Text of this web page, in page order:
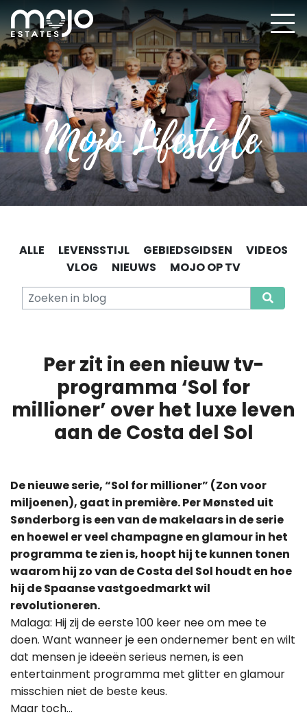
ALLE LEVENSSTIJL GEBIEDSGIDSEN
VIDEOS
VLOG
NIEUWS MOJO OP TV
Per zit in een nieuw tv-
programma ‘Sol for
millioner’ over het luxe leven
aan de Costa del Sol
De nieuwe serie, “Sol for millioner” (Zon voor
miljoenen), gaat in première. Per Mønsted uit
Sønderborg is een van de makelaars in de serie
en hoewel er veel champagne en glamour in het
programma te zien is, hoopt hij te kunnen tonen
waarom hij zo van de Costa del Sol houdt en hoe
hij de Spaanse vastgoedmarkt wil
revolutioneren.
Malaga: Hij zij de eerste 100 keer nee om mee te
doen. Want wanneer je een ondernemer bent en wilt
dat mensen je ideeën serieus nemen, is een
entertainment programma met glitter en glamour
misschien niet de beste keus.
Maar toch…